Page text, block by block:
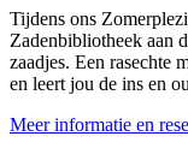
Tijdens ons
Zadenbibliotheek aan
zaadjes. Een rasechte
en leert jou de ins en
Meer informatie en